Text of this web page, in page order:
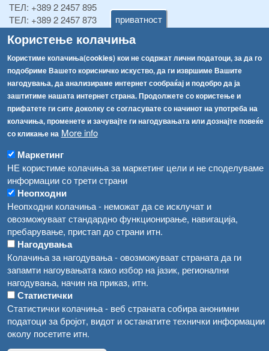
приватност
Користење колачиња
Користиме колачиња(cookies) кои не содржат лични податоци, за да го
подобриме Вашето корисничко искуство, да ги извршиме Вашите
нагодувања, да анализираме интернет сообраќај и подобро да ја
заштитиме нашата интернет страна. Продолжете со користење и
прифатете ги сите доколку се согласувате со начинот на употреба на
колачиња, променете и зачувајте ги нагодувањата или дознајте повеќе
со кликање на More info
Маркетинг
НЕ користиме колачиња за маркетинг цели и не споделуваме
информации со трети страни
Неопходни
Неопходни колачиња - неможат да се исклучат и
овозможуваат стандардно функционирање, навигација,
пребарување, пристап до страни итн.
Нагодувања
Колачиња за нагодувања - овозможуваат страната да ги
запамти нагоувањата како избор на јазик, регионални
нагодувања, начин на приказ, итн.
Статистички
Статистички колачиња - веб страната собира анонимни
податоци за бројот, видот и останатите технички информации
околу посетите итн.
ТЕЛ: +389 2 2457 895
ТЕЛ: +389 2 2457 873
Факс:
Факс:+389 2 2457 871
info@fva.gov.mk
[АХВ-претходна страна]
Соопштенија
Република Бугарија ги засили официјалните контроли при увоз на свежо овошје и зеленчук
Високите температури ризик од труење со храна, опасни се и за животните
Водата во Гостивар може да се користи како техничка, продолжува испораката на флаширана вода
Во Гостивар спроведени 70 вонредни контроли
Забраната за водата во Гостивар останува на сила, операторите да користат само технички безбедна вода
Навигација
Архива
Регистри
Забрани